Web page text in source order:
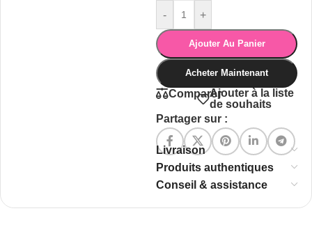
- +
Ajouter Au Panier
Acheter Maintenant
ComparerAjouter à la liste
de souhaits
Partager sur :
Livraison
Produits authentiques
Conseil & assistance